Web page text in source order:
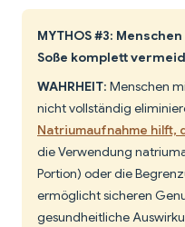
MYTHOS #3:
Soße komplett
WAHRHEIT: Menschen
nicht vollständig
Natriumaufnahme hilft,
die Verwendung
Portion) oder die
ermöglicht sicheren
gesundheitliche